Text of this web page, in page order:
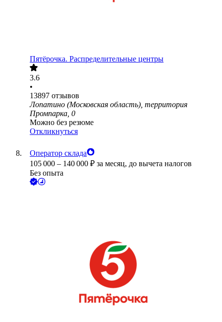
Пятёрочка. Распределительные центры
3.6
•
13897 отзывов
Лопатино (Московская область), территория
Промпарка, 0
Можно без резюме
Откликнуться
Оператор склада
105 000 – 140 000 ₽ за месяц, до вычета налогов
Без опыта